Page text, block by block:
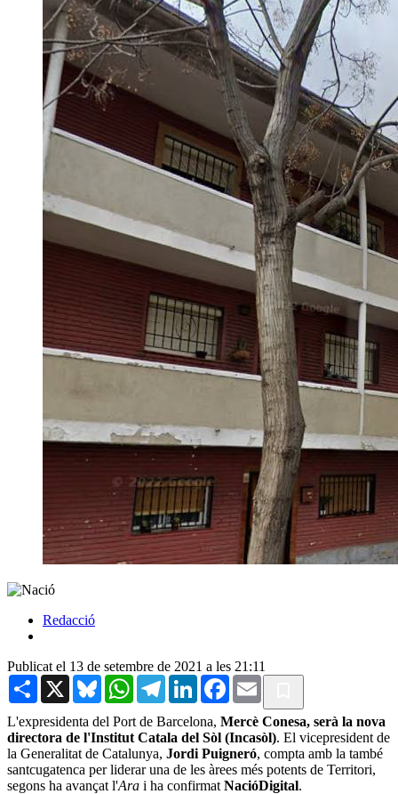
Redacció
Publicat el 13 de setembre de 2021 a les 21:11
Share X BlueskyWhatsAppTelegramLinkedInFacebook
Email
L'expresidenta del Port de Barcelona, Mercè Conesa, serà la nova
directora de l'Institut Catala del Sòl (Incasòl). El vicepresident de
la Generalitat de Catalunya, Jordi Puigneró, compta amb la també
santcugatenca per liderar una de les àrees més potents de Territori,
segons ha avançat l'Ara i ha confirmat NacióDigital.